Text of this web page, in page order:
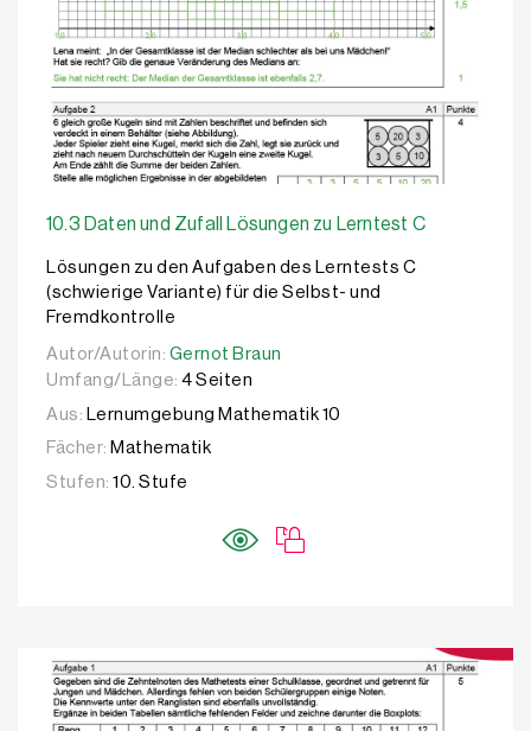
10.3 Daten und Zufall Lösungen zu Lerntest C
Lösungen zu den Aufgaben des Lerntests C
(schwierige Variante) für die Selbst- und
Fremdkontrolle
Autor/Autorin: Gernot Braun
Autor/Autorin: Gernot Braun
Umfang/Länge: 4 Seiten
Aus:
Lernumgebung Mathematik 10
Fächer: Mathematik
Stufen: 10. Stufe